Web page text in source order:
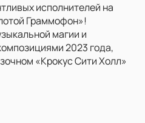
исполнителей на
Граммофон»!
магии и
2023 года,
«Крокус Сити Холл»